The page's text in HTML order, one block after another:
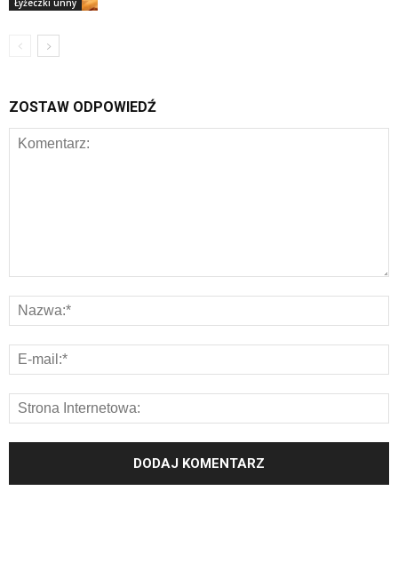
ZOSTAW ODPOWIEDŹ